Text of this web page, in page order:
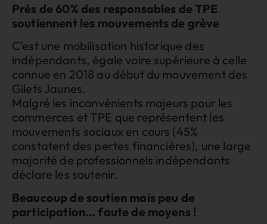
Près de 60% des responsables de TPE
soutiennent les mouvements de grève
C’est une mobilisation historique des
indépendants, égale voire supérieure à celle
connue en 2018 au début du mouvement des
Gilets Jaunes.
Malgré les inconvénients majeurs pour les
commerces et TPE que représentent les
mouvements sociaux en cours (45%
constatent des pertes financières), une large
majorité de professionnels indépendants
déclare les soutenir.
Beaucoup de soutien mais peu de
participation… faute de moyens !